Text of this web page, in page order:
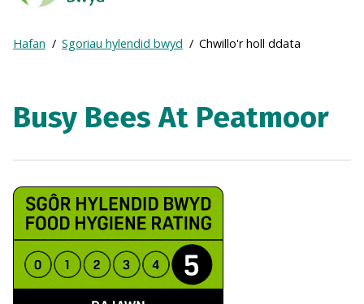
Agency
Frontpage
Breadcrumb
Expand
breadcrumb
Hafan Sgoriau hylendid bwyd Chwillo'r holl ddata
Busy Bees At Peatmoor